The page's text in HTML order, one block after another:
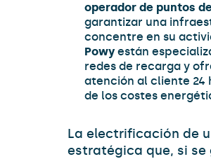
operador de puntos
garantizar una
concentre en su
Powy están
redes de recarga y
atención al cliente 24
de los costes
La electrificación de
estratégica que, si